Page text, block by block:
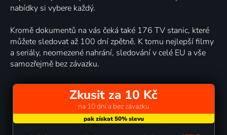
nabídky si vybere každý.
Kromě dokumentů na vás čeká také 176 TV stanic, které
můžete sledovat až 100 dní zpětně. K tomu nejlepší filmy
a seriály, neomezené nahrání, sledování v celé EU a vše
samozřejmě bez závazku.
Zkusit za 10 Kč
na 10 dní a bez závazku